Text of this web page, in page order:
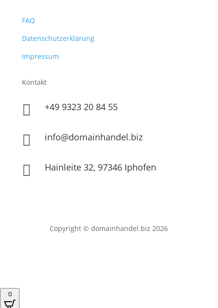
FAQ
Datenschutzerklärung
Impressum
Kontakt
 +49 9323 20 84 55
 info@domainhandel.biz
 Hainleite 32, 97346 Iphofen
Copyright © domainhandel.biz 2026
0